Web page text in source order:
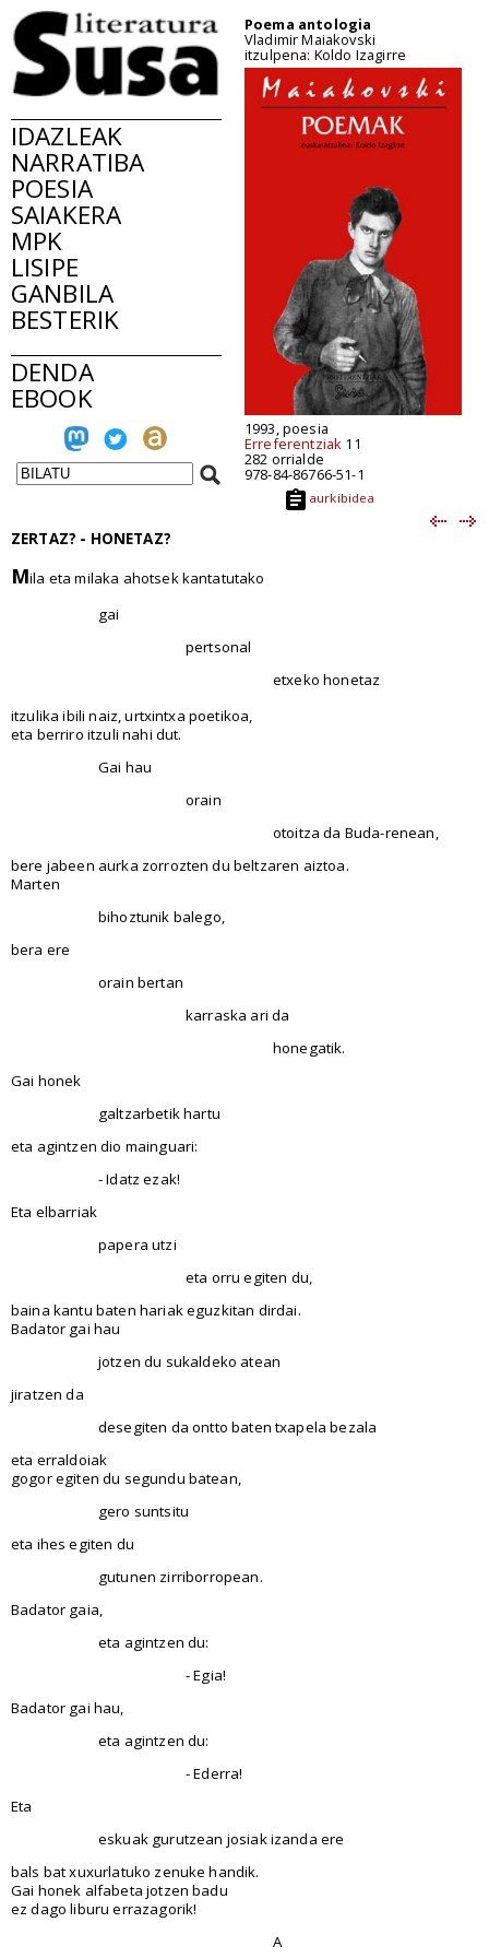
IDAZLEAK
NARRATIBA
POESIA
SAIAKERA
MPK
LISIPE
GANBILA
BESTERIK
DENDA
EBOOK
Poema antologia
Vladimir Maiakovski
itzulpena: Koldo Izagirre
1993, poesia
Erreferentziak 11
282 orrialde
978-84-86766-51-1
aurkibidea
ZERTAZ? - HONETAZ?
Mila eta milaka ahotsek kantatutako
gai
pertsonal
etxeko honetaz
itzulika ibili naiz, urtxintxa poetikoa,
eta berriro itzuli nahi dut.
Gai hau
orain
otoitza da Buda-renean,
bere jabeen aurka zorrozten du beltzaren aiztoa.
Marten
bihoztunik balego,
bera ere
orain bertan
karraska ari da
honegatik.
Gai honek
galtzarbetik hartu
eta agintzen dio mainguari:
- Idatz ezak!
Eta elbarriak
papera utzi
eta orru egiten du,
baina kantu baten hariak eguzkitan dirdai.
Badator gai hau
jotzen du sukaldeko atean
jiratzen da
desegiten da ontto baten txapela bezala
eta erraldoiak
gogor egiten du segundu batean,
gero suntsitu
eta ihes egiten du
gutunen zirriborropean.
Badator gaia,
eta agintzen du:
- Egia!
Badator gai hau,
eta agintzen du:
- Ederra!
Eta
eskuak gurutzean josiak izanda ere
bals bat xuxurlatuko zenuke handik.
Gai honek alfabeta jotzen badu
ez dago liburu errazagorik!
A